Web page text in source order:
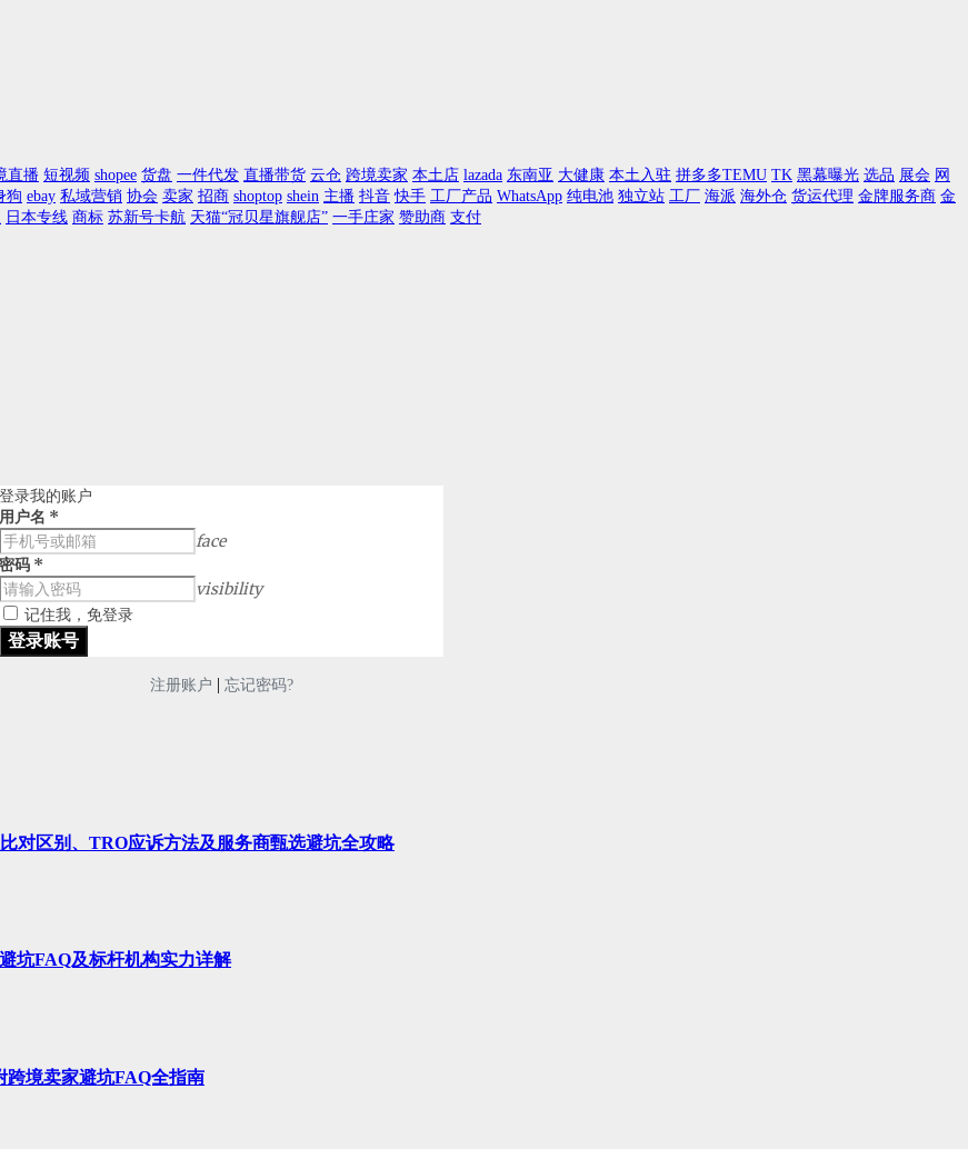
直播 短视频 shopee 货盘 一件代发 直播带货 云仓 跨境卖家 本土店 lazada 东南亚 大健康 本土入驻 拼多多TEMU TK 黑幕曝光 选品 展会 网
狗 ebay 私域营销 协会 卖家 招商 shoptop shein 主播 抖音 快手 工厂产品 WhatsApp 纯电池 独立站 工厂 海派 海外仓 货运代理 金牌服务商 金
日本专线 商标 苏新号卡航 天猫“冠贝星旗舰店” 一手庄家 赞助商 支付
登录我的账户
用户名 *
face
密码 *
visibility
记住我，免登录
注册账户 | 忘记密码?
对区别、TRO应诉方法及服务商甄选避坑全攻略
坑FAQ及标杆机构实力详解
跨境卖家避坑FAQ全指南